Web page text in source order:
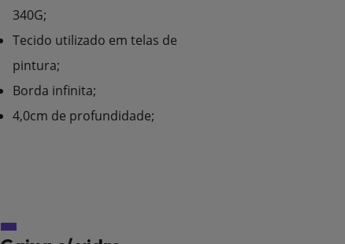
340G;
Tecido utilizado em telas de
pintura;
Borda infinita;
4,0cm de profundidade;